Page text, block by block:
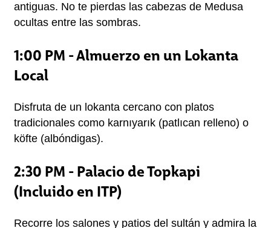
antiguas. No te pierdas las cabezas de Medusa
ocultas entre las sombras.
1:00 PM - Almuerzo en un Lokanta
Local
Disfruta de un lokanta cercano con platos
tradicionales como karnıyarık (patlıcan relleno) o
köfte (albóndigas).
2:30 PM - Palacio de Topkapi
(Incluido en ITP)
Recorre los salones y patios del sultán y admira la